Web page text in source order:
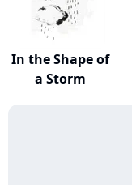
In the Shape of
a Storm